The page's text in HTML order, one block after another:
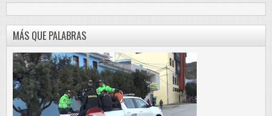
MÁS QUE PALABRAS